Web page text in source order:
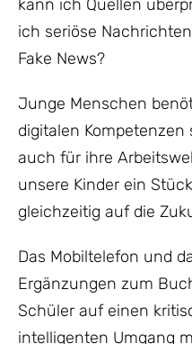
kann ich Quellen
ich seriöse
Fake News?
Junge Menschen
digitalen
auch für ihre
unsere Kinder ein
gleichzeitig auf die
Das Mobiltelefon und
Ergänzungen zum
Schüler auf einen
intelligenten Umgang